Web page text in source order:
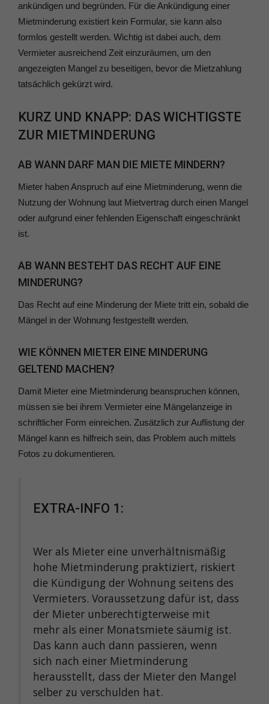
ankündigen und begründen. Für die Ankündigung einer
Mietminderung existiert kein Formular, sie kann also
formlos gestellt werden. Wichtig ist dabei auch, dem
Vermieter ausreichend Zeit einzuräumen, um den
angezeigten Mangel zu beseitigen, bevor die Mietzahlung
tatsächlich gekürzt wird.
KURZ UND KNAPP: DAS WICHTIGSTE
ZUR MIETMINDERUNG
AB WANN DARF MAN DIE MIETE MINDERN?
Mieter haben Anspruch auf eine Mietminderung, wenn die
Nutzung der Wohnung laut Mietvertrag durch einen Mangel
oder aufgrund einer fehlenden Eigenschaft eingeschränkt
ist.
AB WANN BESTEHT DAS RECHT AUF EINE
MINDERUNG?
Das Recht auf eine Minderung der Miete tritt ein, sobald die
Mängel in der Wohnung festgestellt werden.
WIE KÖNNEN MIETER EINE MINDERUNG
GELTEND MACHEN?
Damit Mieter eine Mietminderung beanspruchen können,
müssen sie bei ihrem Vermieter eine Mängelanzeige in
schriftlicher Form einreichen. Zusätzlich zur Auflistung der
Mängel kann es hilfreich sein, das Problem auch mittels
Fotos zu dokumentieren.
EXTRA-INFO 1:
Wer als Mieter eine unverhältnismäßig
hohe Mietminderung praktiziert, riskiert
die Kündigung der Wohnung seitens des
Vermieters. Voraussetzung dafür ist, dass
der Mieter unberechtigterweise mit
mehr als einer Monatsmiete säumig ist.
Das kann auch dann passieren, wenn
sich nach einer Mietminderung
herausstellt, dass der Mieter den Mangel
selber zu verschulden hat.